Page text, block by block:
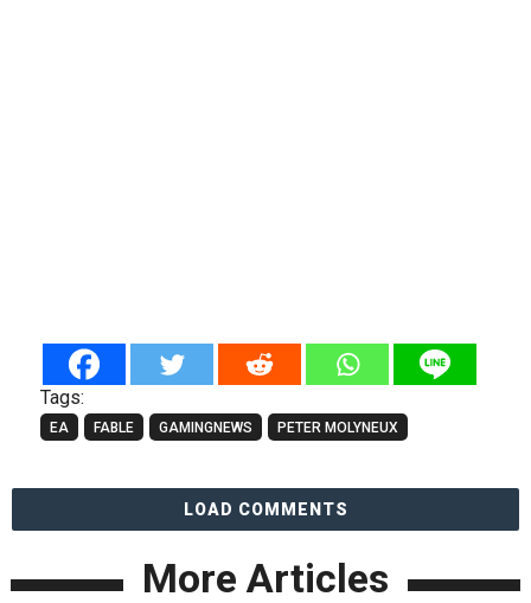
Tags:
EA FABLE GAMINGNEWS PETER MOLYNEUX
LOAD COMMENTS
More Articles